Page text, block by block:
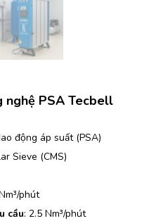
nghệ PSA Tecbell
động áp suất (PSA)
Sieve (CMS)
phút
cầu: 2.5 Nm³/phút